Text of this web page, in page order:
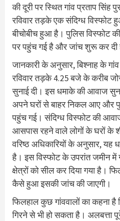
की दूरी पर स्थित गांव प्रताप सिंह
रविवार तड़के एक संदिग्ध
बीचोबीच हुआ है। पुलिस विस्फोट
पर पहुंच गई है और जांच शुरू कर दी
जानकारी के अनुसार, बिश्नाह के
रविवार तड़के 4.25 बजे के करीब
सुनाई दी। इस धमाके की आवाज
अपने घरों से बाहर निकल आए और
पहुंच गई। संदिग्ध विस्फोट की
आसपास रहने वाले लोगों के घरों
वरिष्ठ अधिकारियों के अनुसार, यह
है। इस विस्फोट के उपरांत जमीन में
क्षेत्रों को सील कर दिया गया है।
कैसे हुआ इसकी जांच की जाएगी।
फिलहाल कुछ गांववालों का कहना
गिरने से भी हो सकता है। अलबत्ता